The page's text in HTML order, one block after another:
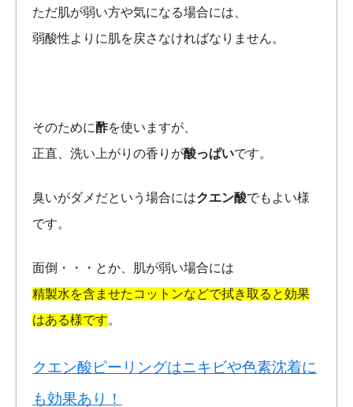
ただ肌が弱い方や気になる場合には、
弱酸性よりに肌を戻さなければなりません。
そのために酢を使いますが、
正直、洗い上がりの香りが酸っぱいです。
臭いがダメだという場合にはクエン酸でもよい様
です。
面倒・・・とか、肌が弱い場合には
精製水を含ませたコットンなどで拭き取ると効果
はある様です。
クエン酸ピーリングはニキビや色素沈着に
も効果あり！